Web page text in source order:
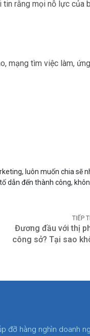
tin rằng mọi nỗ lực
mạng tìm việc làm,
luôn muốn chia sẽ
dẫn đến thành công,
TIẾP
Đương đầu với thị
công sở? Tại sao
đỡ hàng nghìn doanh